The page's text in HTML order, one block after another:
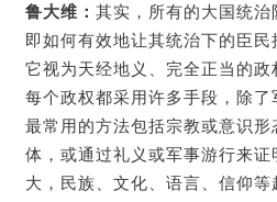
鲁大维： 其实，所有的大国统治
即如何有效地让其统治下的臣
它视为天经地义、完全正当的政
每个政权都采用许多手段，除
最常用的方法包括宗教或意识
体，或通过礼义或军事游行来
大，民族、文化、语言、信仰